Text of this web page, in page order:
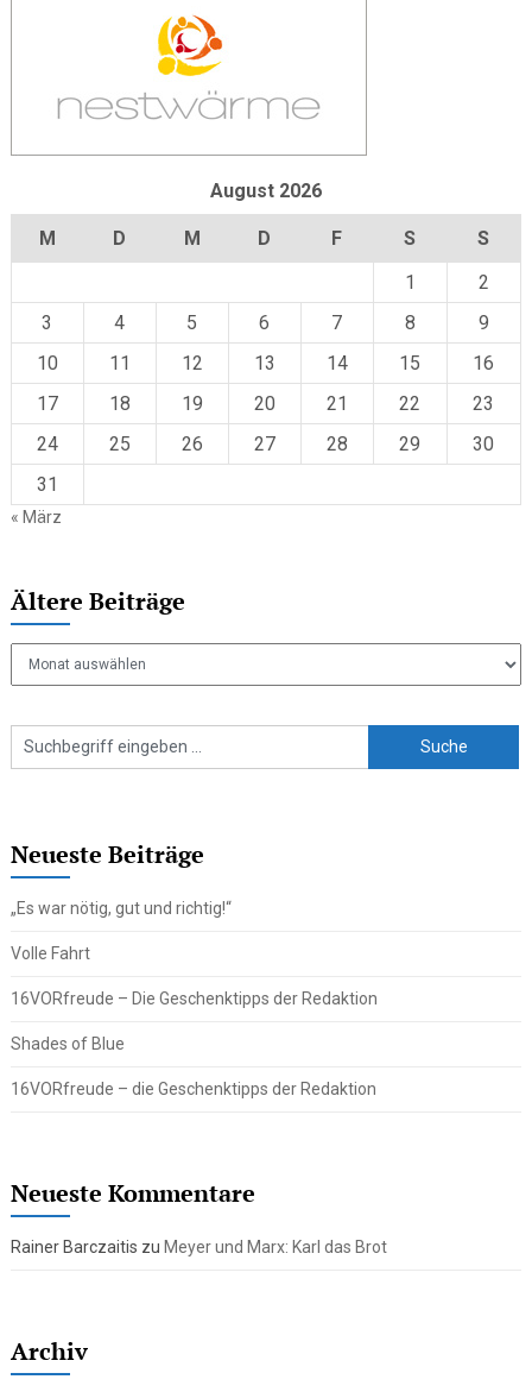
August 2026
M D M D F S
S
1
2
3
4 5 6 7 8
9
10
11 12 13 14 15
16
17
18 19 20 21 22
23
24
25 26 27 28 29
30
31
« März
Ältere Beiträge
Neueste Beiträge
„Es war nötig, gut und richtig!“
Volle Fahrt
16VORfreude – Die Geschenktipps der Redaktion
Shades of Blue
16VORfreude – die Geschenktipps der Redaktion
Neueste Kommentare
Rainer Barczaitis zu Meyer und Marx: Karl das Brot
Archiv